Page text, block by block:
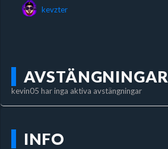
kevzter
AVSTÄNGNINGAR
kevin05 har inga aktiva avstängningar
INFO